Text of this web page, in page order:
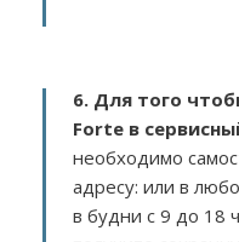
6. Для того
Forte в
необходимо
адресу: или в
в будни с 9 до 18